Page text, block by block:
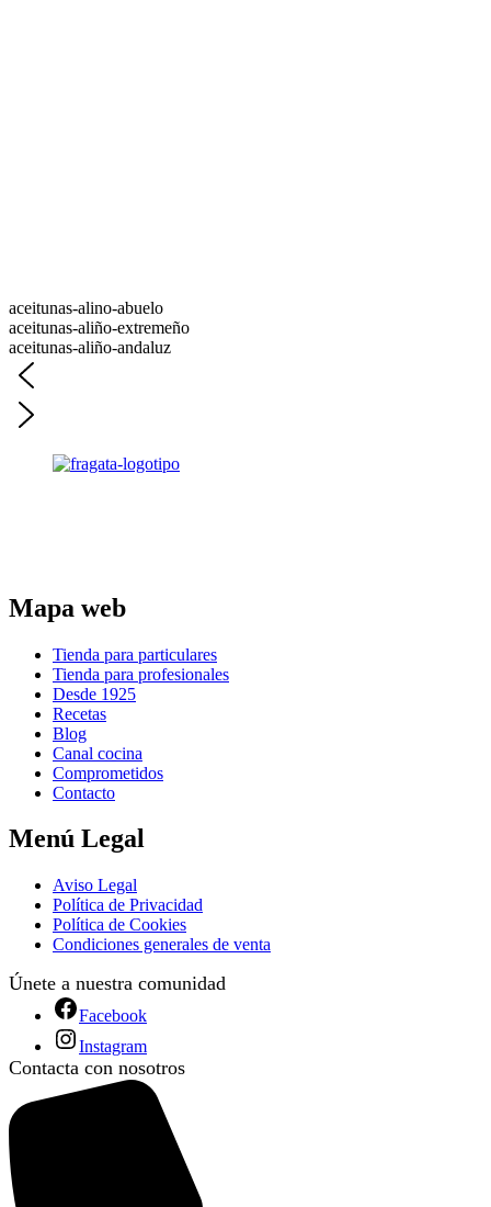
aceitunas-alino-abuelo
aceitunas-aliño-extremeño
aceitunas-aliño-andaluz
Mapa web
Tienda para particulares
Tienda para profesionales
Desde 1925
Recetas
Blog
Canal cocina
Comprometidos
Contacto
Menú Legal
Aviso Legal
Política de Privacidad
Política de Cookies
Condiciones generales de venta
Únete a nuestra comunidad
Facebook
Instagram
Contacta con nosotros